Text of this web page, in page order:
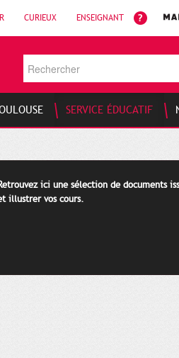
CURIEUX ENSEIGNANT
SERVICE ÉDUCATIF
ici une sélection de documents
illustrer vos cours.